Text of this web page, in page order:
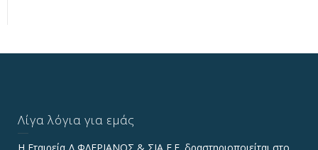
Λίγα λόγια για εμάς